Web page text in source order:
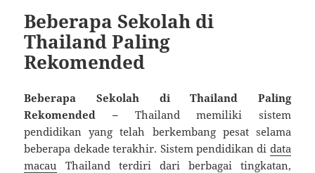
Beberapa Sekolah di
Thailand Paling
Rekomended
Beberapa Sekolah di Thailand Paling
Rekomended –Thailand memiliki sistem
pendidikan yang telah berkembang pesat selama
beberapa dekade terakhir. Sistem pendidikan di data
macau
Thailand terdiri dari berbagai tingkatan,